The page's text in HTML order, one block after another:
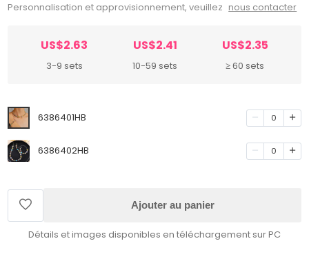
Personnalisation et approvisionnement, veuillez nous contacter
US$2.63
3-9 sets
US$2.41
10-59 sets
US$2.35
≥ 60 sets
6386401HB 0
6386402HB 0
Ajouter au panier
Détails et images disponibles en téléchargement sur PC